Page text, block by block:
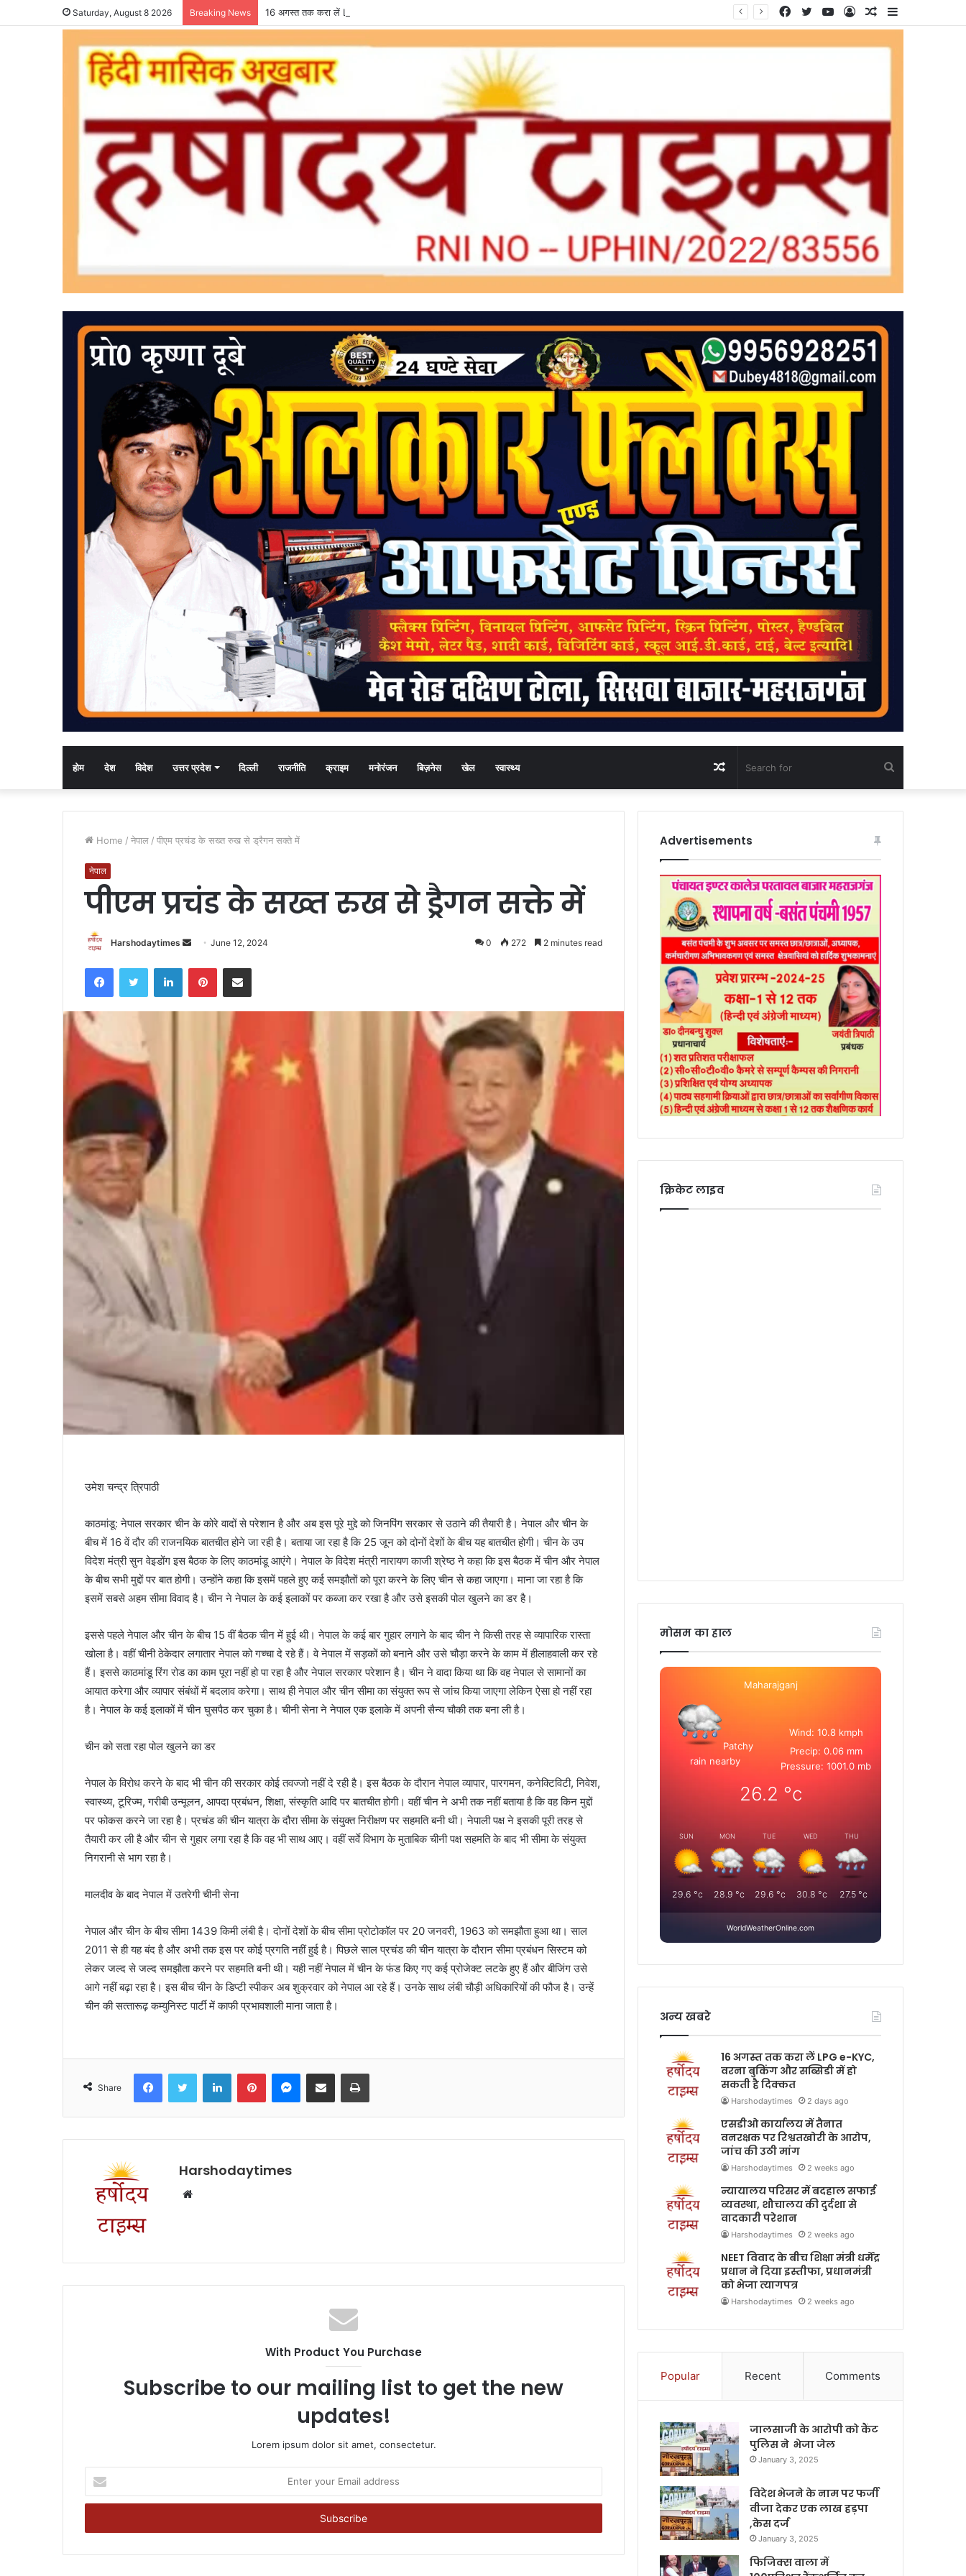
Saturday, August 8 2026 Breaking News 16 अगस्त तक करा लें LPG e-KYC, वरना बुकिंग और सब्सिडी में हो सकती है दिक्कत Sidebar
Random
Log
YouTube
Twitter
Facebook
होम देश विदेश उत्तर प्रदेश दिल्ली राजनीति क्राइम मनोरंजन बिज़नेस खेल स्वास्थ्य
for
Random
Article
Home / नेपाल / पीएम प्रचंड के सख्‍त रुख से ड्रैगन सक्ते में
नेपाल
पीएम प्रचंड के सख्‍त रुख से ड्रैगन सक्ते में
Harshodaytimes
Send
email
June 12, 2024 0 272 2 minutes read
FacebookTwitter LinkedInPinterestShare via Email
उमेश चन्द्र त्रिपाठी
काठमांडू: नेपाल सरकार चीन के कोरे वादों से परेशान है और अब इस पूरे मुद्दे को जिनपिंग सरकार से उठाने की तैयारी है। नेपाल और चीन के
बीच में 16 वें दौर की राजनयिक बातचीत होने जा रही है। बताया जा रहा है कि 25 जून को दोनों देशों के बीच यह बातचीत होगी। चीन के उप
व‍िदेश मंत्री सुन वेइडोंग इस बैठक के लिए काठमांडू आएंगे। नेपाल के विदेश मंत्री नारायण काजी श्रेष्‍ठ ने कहा कि इस बैठक में चीन और नेपाल
के बीच सभी मुद्दों पर बात होगी। उन्‍होंने कहा कि इसमें पहले हुए कई समझौतों को पूरा करने के लिए चीन से कहा जाएगा। माना जा रहा है कि
इसमें सबसे अहम सीमा विवाद है। चीन ने नेपाल के कई इलाकों पर कब्‍जा कर रखा है और उसे इसकी पोल खुलने का डर है।
इससे पहले नेपाल और चीन के बीच 15 वीं बैठक चीन में हुई थी। नेपाल के कई बार गुहार लगाने के बाद चीन ने किसी तरह से व्‍यापारिक रास्‍ता
खोला है। वहीं चीनी ठेकेदार लगातार नेपाल को गच्‍चा दे रहे हैं। वे नेपाल में सड़कों को बनाने और उसे चौड़ा करने के काम में हीलाहवाली कर रहे
हैं। इससे काठमांडू रिंग रोड का काम पूरा नहीं हो पा रहा है और नेपाल सरकार परेशान है। चीन ने वादा किया था कि वह नेपाल से सामानों का
आयात करेगा और व्‍यापार संबंधों में बदलाव करेगा। साथ ही नेपाल और चीन सीमा का संयुक्‍त रूप से जांच किया जाएगा लेकिन ऐसा हो नहीं रहा
है। नेपाल के कई इलाकों में चीन घुसपैठ कर चुका है। चीनी सेना ने नेपाल एक इलाके में अपनी सैन्‍य चौकी तक बना ली है।
चीन को सता रहा पोल खुलने का डर
नेपाल के विरोध करने के बाद भी चीन की सरकार कोई तवज्‍जो नहीं दे रही है। इस बैठक के दौरान नेपाल व्‍यापार, पारगमन, कनेक्टिव‍िटी, निवेश,
स्‍वास्‍थ्‍य, टूरिज्‍म, गरीबी उन्‍मूलन, आपदा प्रबंधन, शिक्षा, संस्‍कृति आद‍ि पर बातचीत होगी। वहीं चीन ने अभी तक नहीं बताया है कि वह किन मुद्दों
पर फोकस करने जा रहा है। प्रचंड की चीन यात्रा के दौरा सीमा के संयुक्‍त निरीक्षण पर सहमति बनी थी। नेपाली पक्ष ने इसकी पूरी तरह से
तैयारी कर ली है और चीन से गुहार लगा रहा है कि वह भी साथ आए। वहीं सर्वे विभाग के मुताबिक चीनी पक्ष सहमति के बाद भी सीमा के संयुक्‍त
निगरानी से भाग रहा है।
मालदीव के बाद नेपाल में उतरेगी चीनी सेना
नेपाल और चीन के बीच सीमा 1439 किमी लंबी है। दोनों देशों के बीच सीमा प्रोटोकॉल पर 20 जनवरी, 1963 को समझौता हुआ था। साल
2011 से ही यह बंद है और अभी तक इस पर कोई प्रगति नहीं हुई है। पिछले साल प्रचंड की चीन यात्रा के दौरान सीमा प्रबंधन सिस्‍टम को
लेकर जल्‍द से जल्‍द समझौता करने पर सहमति बनी थी। यही नहीं नेपाल में चीन के फंड किए गए कई प्रोजेक्‍ट लटके हुए हैं और बीजिंग उसे
आगे नहीं बढ़ा रहा है। इस बीच चीन के डिप्टी स्‍पीकर अब शुक्रवार को नेपाल आ रहे हैं। उनके साथ लंबी चौड़ी अधिकारियों की फौज है। उन्‍हें
चीन की सत्‍तारूढ़ कम्‍युनिस्‍ट पार्टी में काफी प्रभावशाली माना जाता है।
Share
FacebookTwitter LinkedInPinterestMessenger
Share via Email Print
Harshodaytimes
Website
With Product You Purchase
Subscribe to our mailing list to get the new
updates!
Lorem ipsum dolor sit amet, consectetur.
your
Email
Advertisements
क्रिकेट लाइव
मोसम का हाल
Maharajganj
Patchy
rain nearby
Wind: 10.8 kmph
Precip: 0.06 mm
Pressure: 1001.0 mb
26.2 °c
SUN
29.6 °c
MON
28.9 °c
TUE
29.6 °c
WED
30.8 °c
THU
27.5°c
WorldWeatherOnline.com
अन्य खबरे
16 अगस्त तक करा लें LPG e-KYC,
वरना बुकिंग और सब्सिडी में हो
सकती है दिक्कत
Harshodaytimes 2 days ago
एसडीओ कार्यालय में तैनात
वनरक्षक पर रिश्वतखोरी के आरोप,
जांच की उठी मांग
Harshodaytimes 2 weeks ago
न्यायालय परिसर में बदहाल सफाई
व्यवस्था, शौचालय की दुर्दशा से
वादकारी परेशान
Harshodaytimes 2 weeks ago
NEET विवाद के बीच शिक्षा मंत्री धर्मेंद्र
प्रधान ने दिया इस्तीफा, प्रधानमंत्री
को भेजा त्यागपत्र
Harshodaytimes 2 weeks ago
Popular Recent Comments
जालसाजी के आरोपी को कैंट
पुलिस ने भेजा जेल
January 3, 2025
विदेश भेजने के नाम पर फर्जी
वीजा देकर एक लाख हड़पा
,केस दर्ज
January 3, 2025
फिजिक्स वाला में